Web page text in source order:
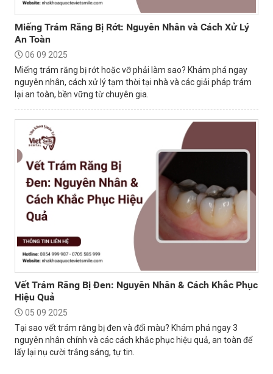
Miếng Trám Răng Bị Rớt: Nguyên Nhân và Cách Xử Lý
An Toàn
06 09 2025
Miếng trám răng bị rớt hoặc vỡ phải làm sao? Khám phá ngay
nguyên nhân, cách xử lý tạm thời tại nhà và các giải pháp trám
lại an toàn, bền vững từ chuyên gia.
Vết Trám Răng Bị Đen: Nguyên Nhân & Cách Khắc Phục
Hiệu Quả
05 09 2025
Tại sao vết trám răng bị đen và đổi màu? Khám phá ngay 3
nguyên nhân chính và các cách khắc phục hiệu quả, an toàn để
lấy lại nụ cười trắng sáng, tự tin.